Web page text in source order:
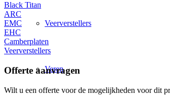
Veerverstellers
Veren
Black Titan
ARC
EMC
EHC
Camberplaten
Veerverstellers
Offerte aanvragen
Wilt u een offerte voor de mogelijkheden voor dit